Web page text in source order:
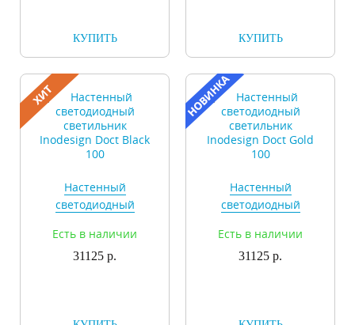
КУПИТЬ КУПИТЬ
Настенный
светодиодный
Inodesign Doct Black
100
Есть в наличии
31125 р.
Настенный
светодиодный
Inodesign Doct Gold
100
Есть в наличии
31125 р.